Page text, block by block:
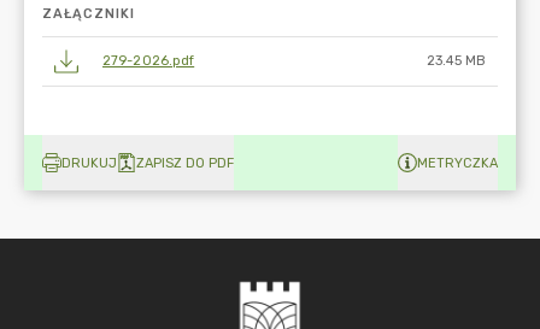
ZAŁĄCZNIKI
279-2026.pdf 23.45 MB
DRUKUJ ZAPISZ DO PDF METRYCZKA